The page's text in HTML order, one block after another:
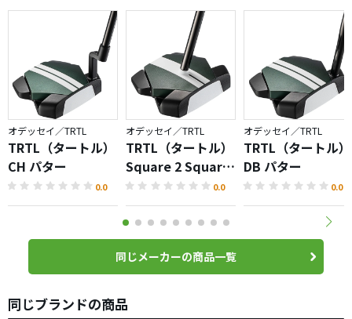
オデッセイ／TRTL
TRTL（タートル）
CH パター
0.0
オデッセイ／TRTL
TRTL（タートル）
Square 2 Square
パター
0.0
オデッセイ／TRTL
TRTL（タートル）
DB パター
0.0
同じメーカーの商品一覧
同じブランドの商品